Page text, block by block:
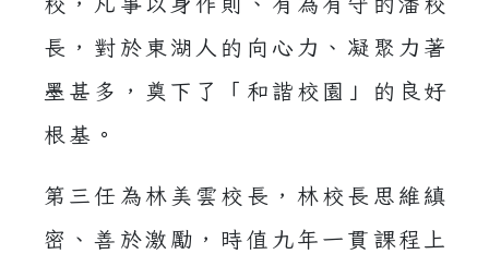
長，對於東湖人的向心力、凝聚力著
墨甚多，奠下了「和諧校園」的良好
根基。
第三任為林美雲校長，林校長思維縝
密、善於激勵，時值九年一貫課程上